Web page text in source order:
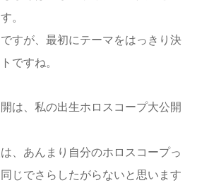
。
すが、最初にテーマをはっきり決
ですね。
は、私の出生ホロスコープ大公開
、あんまり自分のホロスコープっ
じでさらしたがらないと思います